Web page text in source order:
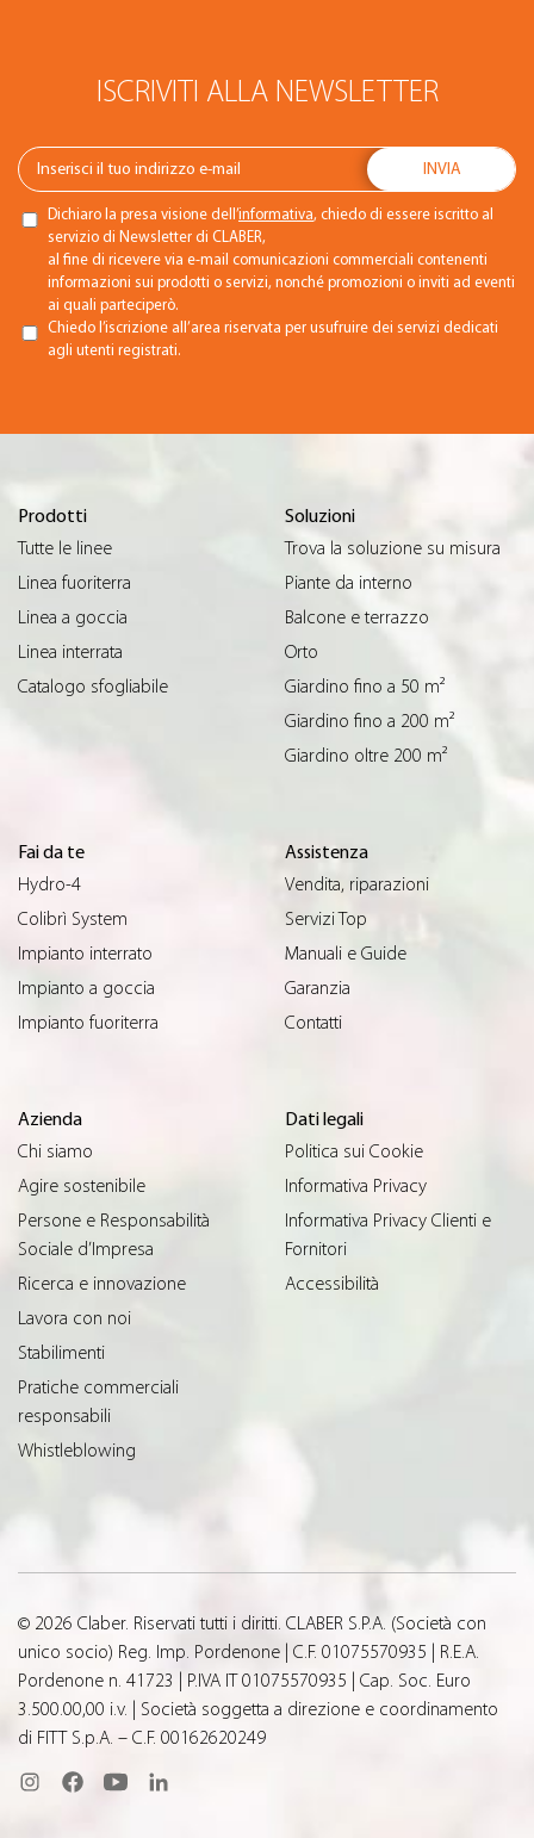
ISCRIVITI ALLA NEWSLETTER
Dichiaro la presa visione dell’informativa, chiedo di essere iscritto al
servizio di Newsletter di CLABER,
al fine di ricevere via e-mail comunicazioni commerciali contenenti
informazioni sui prodotti o servizi, nonché promozioni o inviti ad eventi
ai quali parteciperò.
Chiedo l’iscrizione all’area riservata per usufruire dei servizi dedicati
agli utenti registrati.
Prodotti
Tutte le linee
Linea fuoriterra
Linea a goccia
Linea interrata
Catalogo sfogliabile
Soluzioni
Trova la soluzione su misura
Piante da interno
Balcone e terrazzo
Orto
Giardino fino a 50 m²
Giardino fino a 200 m²
Giardino oltre 200 m²
Fai da te
Hydro-4
Colibrì System
Impianto interrato
Impianto a goccia
Impianto fuoriterra
Assistenza
Vendita, riparazioni
Servizi Top
Manuali e Guide
Garanzia
Contatti
Azienda
Chi siamo
Agire sostenibile
Persone e Responsabilità
Sociale d’Impresa
Ricerca e innovazione
Lavora con noi
Stabilimenti
Pratiche commerciali
responsabili
Whistleblowing
Dati legali
Politica sui Cookie
Informativa Privacy
Informativa Privacy Clienti e
Fornitori
Accessibilità
© 2026 Claber. Riservati tutti i diritti. CLABER S.P.A. (Società con
unico socio) Reg. Imp. Pordenone | C.F. 01075570935 | R.E.A.
Pordenone n. 41723 | P.IVA IT 01075570935 | Cap. Soc. Euro
3.500.00,00 i.v. | Società soggetta a direzione e coordinamento
di FITT S.p.A. – C.F. 00162620249